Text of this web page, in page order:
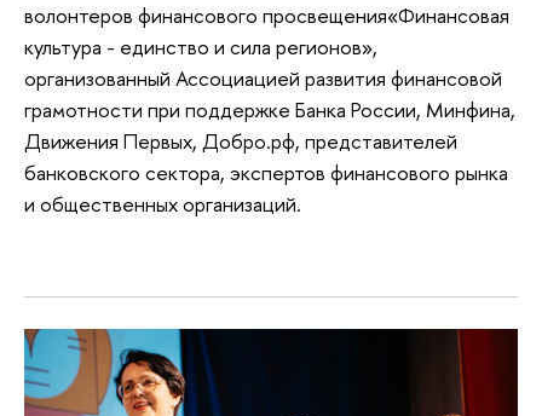
волонтеров финансового просвещения«Финансовая
культура - единство и сила регионов»,
организованный Ассоциацией развития финансовой
грамотности при поддержке Банка России, Минфина,
Движения Первых, Добро.рф, представителей
банковского сектора, экспертов финансового рынка
и общественных организаций.